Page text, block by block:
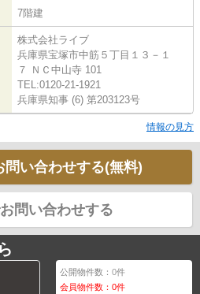
7階建
株式会社ライブ
兵庫県宝塚市中筋５丁目１３－１
７ ＮＣ中山寺 101
TEL:0120-21-1921
兵庫県知事 (6) 第203123号
情報の見方
問い合わせする(無料)
問い合わせする
公開物件数：0件
会員物件数：0件